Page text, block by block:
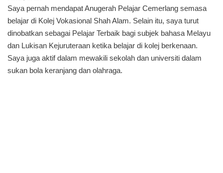
Saya pernah mendapat Anugerah Pelajar Cemerlang semasa
belajar di Kolej Vokasional Shah Alam. Selain itu, saya turut
dinobatkan sebagai Pelajar Terbaik bagi subjek bahasa Melayu
dan Lukisan Kejuruteraan ketika belajar di kolej berkenaan.
Saya juga aktif dalam mewakili sekolah dan universiti dalam
sukan bola keranjang dan olahraga.